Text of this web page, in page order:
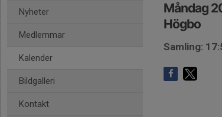
Nyheter
Medlemmar
Kalender
Bildgalleri
Kontakt
Måndag
Högbo
Samling: